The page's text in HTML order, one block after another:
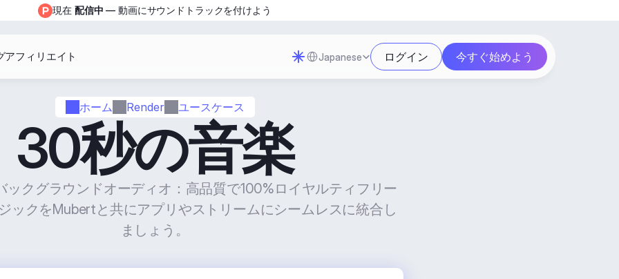
ホーム Render ユースケース
30秒の音楽
ックグラウンドオーディオ：高品質で100%ロイヤルティフリー
ックをMubertと共にアプリやストリームにシームレスに統合し
ましょう。
現在 配信中 — 動画にサウンドトラックを付けよう
アフィリエイト Select Language
Japanese ログイン 今すぐ始めよう